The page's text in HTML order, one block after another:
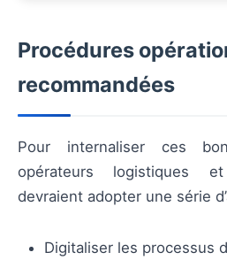
Procédures
recommandées
Pour internaliser ces
opérateurs logistiques
devraient adopter une série
Digitaliser les processus